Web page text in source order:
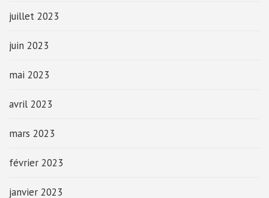
juillet 2023
juin 2023
mai 2023
avril 2023
mars 2023
février 2023
janvier 2023